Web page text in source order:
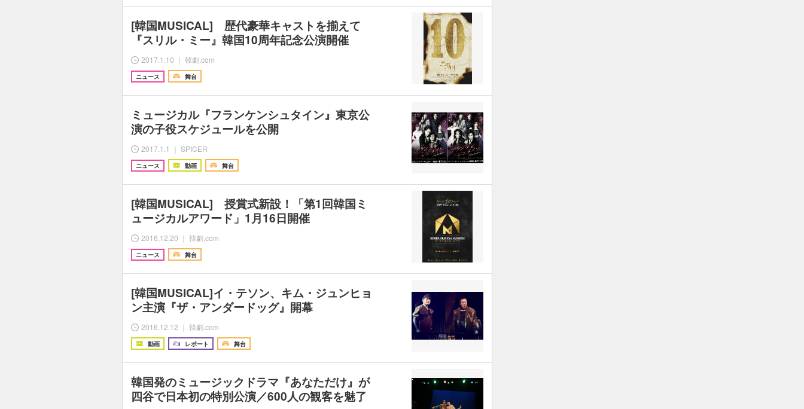
[韓国MUSICAL] 歴代豪華キャストを揃えて
『スリル・ミー』韓国10周年記念公演開催
2017.1.10 ｜ 韓劇.com
ニュース 舞台
ミュージカル『フランケンシュタイン』東京公
演の子役スケジュールを公開
2017.1.1 ｜ SPICER
ニュース 動画 舞台
[韓国MUSICAL] 授賞式新設！「第1回韓国ミ
ュージカルアワード」1月16日開催
2016.12.20 ｜ 韓劇.com
ニュース 舞台
[韓国MUSICAL]イ・テソン、キム・ジュンヒョ
ン主演『ザ・アンダードッグ』開幕
2016.12.12 ｜ 韓劇.com
動画 レポート 舞台
韓国発のミュージックドラマ『あなただけ』が
四谷で日本初の特別公演／600人の観客を魅了